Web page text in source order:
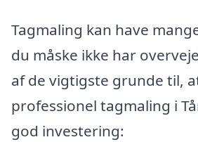
Tagmaling kan have
du måske ikke har
af de vigtigste grunde til,
professionel tagmaling i
god investering: